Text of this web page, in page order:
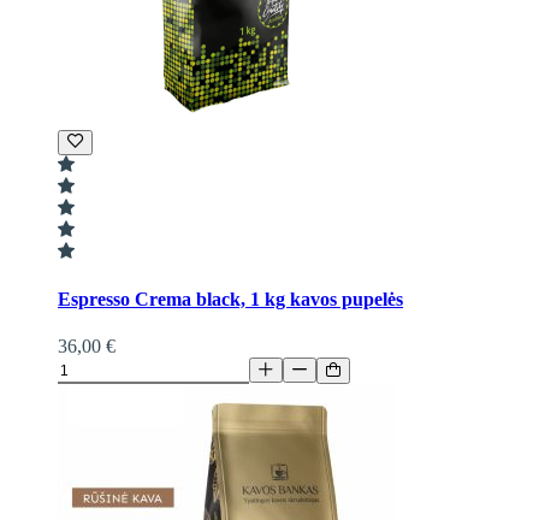
Espresso Crema black, 1 kg kavos pupelės
36,00 €